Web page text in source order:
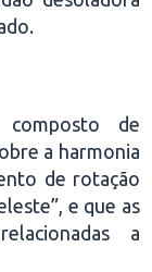
de
a harmonia
de rotação
e que as
a